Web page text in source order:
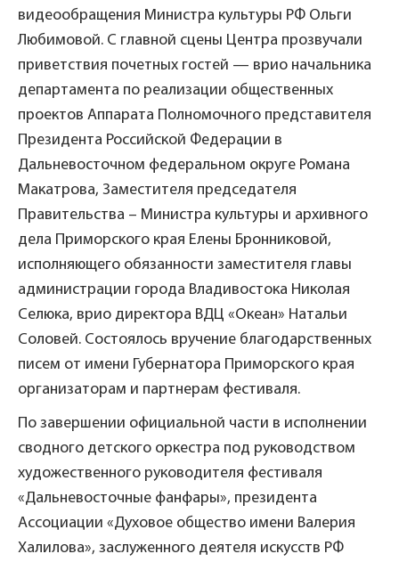
видеообращения Министра культуры РФ Ольги
Любимовой. С главной сцены Центра прозвучали
приветствия почетных гостей — врио начальника
департамента по реализации общественных
проектов Аппарата Полномочного представителя
Президента Российской Федерации в
Дальневосточном федеральном округе Романа
Макатрова, Заместителя председателя
Правительства – Министра культуры и архивного
дела Приморского края Елены Бронниковой,
исполняющего обязанности заместителя главы
администрации города Владивостока Николая
Селюка, врио директора ВДЦ «Океан» Натальи
Соловей. Состоялось вручение благодарственных
писем от имени Губернатора Приморского края
организаторам и партнерам фестиваля.
По завершении официальной части в исполнении
сводного детского оркестра под руководством
художественного руководителя фестиваля
«Дальневосточные фанфары», президента
Ассоциации «Духовое общество имени Валерия
Халилова», заслуженного деятеля искусств РФ